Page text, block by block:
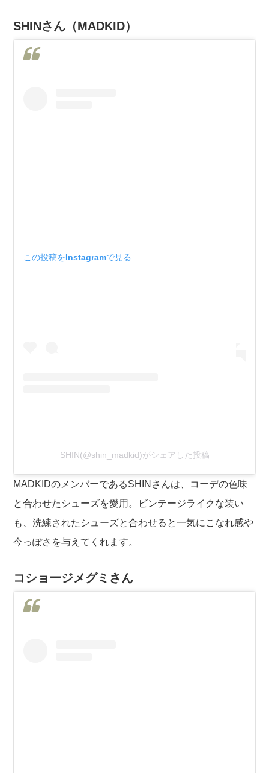
SHINさん（MADKID）
この投稿をInstagramで見る
SHIN(@shin_madkid)がシェアした投稿
MADKIDのメンバーであるSHINさんは、コーデの色味
と合わせたシューズを愛用。ビンテージライクな装い
も、洗練されたシューズと合わせると一気にこなれ感や
今っぽさを与えてくれます。
コショージメグミさん